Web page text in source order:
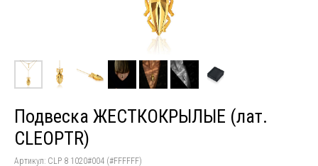
Подвеска ЖЕСТКОКРЫЛЫЕ (лат.
CLEOPTR)
Артикул: CLP 8 1020#004 (#FFFFFF)